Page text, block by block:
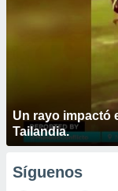
Un rayo impactó
Tailandia.
Síguenos